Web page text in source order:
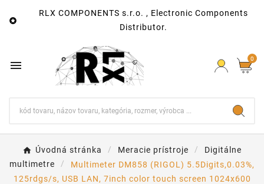

RLX COMPONENTS s.r.o. , Electronic Components
Distributor.
 0
Úvodná stránka Meracie prístroje
Digitálne
multimetre
Multimeter DM858 (RIGOL) 5.5Digits,0.03%,
125rdgs/s, USB LAN, 7inch color touch screen 1024x600